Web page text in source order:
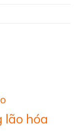
lão hóa